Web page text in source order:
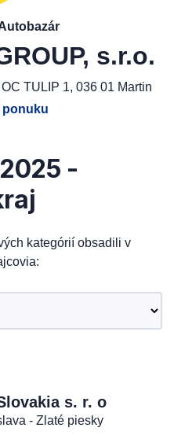
s.r.o.
TULIP 1, 036 01 Martin
-
kategórií obsadili v
s. r. o
- Zlaté piesky